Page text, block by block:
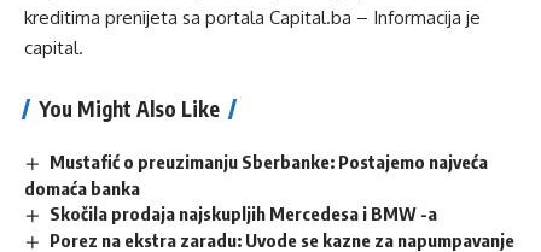
kreditima prenijeta sa portala Capital.ba – Informacija je
capital.
You Might Also Like
Mustafić o preuzimanju Sberbanke: Postajemo najveća
domaća banka
Skočila prodaja najskupljih Mercedesa i BMW -a
Porez na ekstra zaradu: Uvode se kazne za napumpavanje